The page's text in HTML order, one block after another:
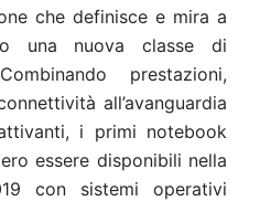
che definisce e mira a
una nuova classe di
Combinando prestazioni,
all’avanguardia
i primi notebook
essere disponibili nella
con sistemi operativi